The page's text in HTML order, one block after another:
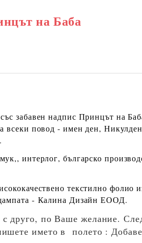
на Баба
забавен надпис Принцът на
всеки повод - имен ден,
,, интерлог, българско
текстилно фолио
- Калина Дизайн ЕООД.
друго, по Ваше желание.
името в полето :